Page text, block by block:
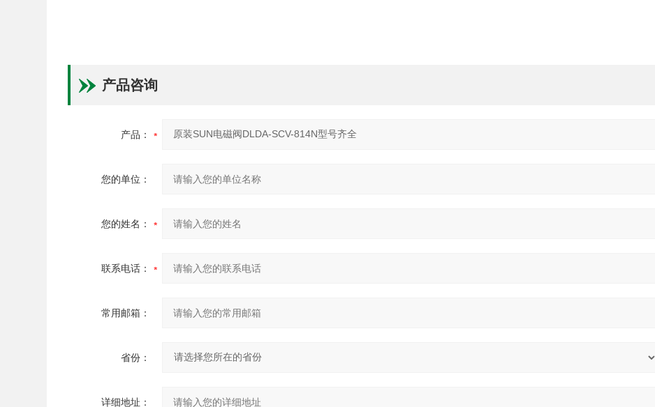
产品咨询
产品：
您的单位：
您的姓名：
联系电话：
常用邮箱：
省份：
详细地址：